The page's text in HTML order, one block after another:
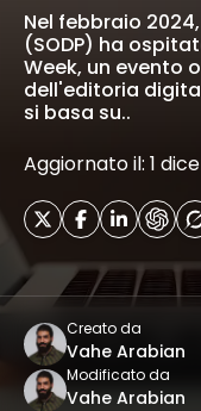
Nel febbraio
(SODP) ha
Week, un evento
dell'editoria
si basa su..
Aggiornato il: 1
Creato da
Vahe Arabian
Modificato da
Vahe Arabian